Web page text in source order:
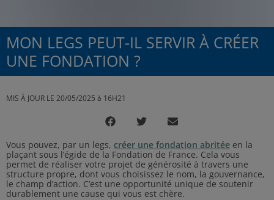
MON LEGS PEUT-IL SERVIR À CRÉER
UNE FONDATION ?
MIS À JOUR LE 20/05/2025 à 16H21
Vous pouvez, par un legs, créer une fondation abritée en la
plaçant sous l’égide de la Fondation de France. Cela vous
permet de réaliser votre projet de générosité à travers une
structure propre, dont vous choisissez le nom, la gouvernance,
le champ d’action. C’est une opportunité unique de soutenir
durablement une cause qui vous est chère.